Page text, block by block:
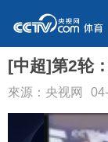
[中超]第2轮
來源：央视网